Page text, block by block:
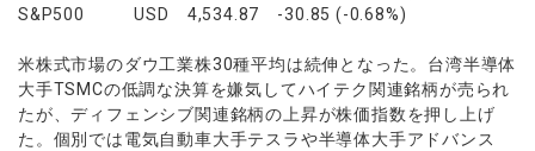
S&P500 USD 4,534.87 -30.85 (-0.68%)
米株式市場のダウ工業株30種平均は続伸となった。台湾半導体
大手TSMCの低調な決算を嫌気してハイテク関連銘柄が売られ
たが、ディフェンシブ関連銘柄の上昇が株価指数を押し上げ
た。個別では電気自動車大手テスラや半導体大手アドバンス